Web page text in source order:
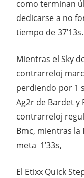
como terminan
dedicarse a no
tiempo de 37’13s.
Mientras el Sky
contrarreloj
perdiendo por 1
Ag2r de Bardet y
contrarreloj
Bmc, mientras la
meta 1’33s,
El Etixx Quick